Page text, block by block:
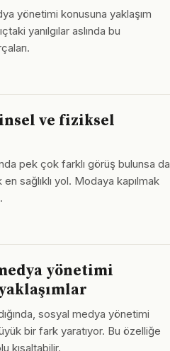
yönetimi konusuna yaklaşım
yanılgılar aslında bu
ve fiziksel
pek çok farklı görüş bulunsa da
sağlıklı yol. Modaya kapılmak
yönetimi
sosyal medya yönetimi
bir fark yaratıyor. Bu özelliğe
kısaltabilir.